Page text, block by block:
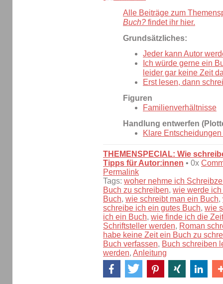
Alle Beiträge zum
Buch? findet ihr hier.
Grundsätzliches:
Jeder kann Autor
Ich würde gerne ein
leider gar keine Zeit
Erst lesen, dann
Figuren
Familienverhältnisse
Handlung entwerfen
Klare Entscheidungen
THEMENSPECIAL: Wie
Tipps für Autor:innen • 0x
Permalink
Tags: woher nehme ich
Buch zu schreiben, wie werde ich
Buch, wie schreibt man ein Buch,
schreibe ich ein gutes Buch, wie
ich ein Buch, wie finde ich die
Schriftsteller werden, Roman
habe keine Zeit ein Buch zu
Buch verfassen, Buch schreiben
werden, Anleitung